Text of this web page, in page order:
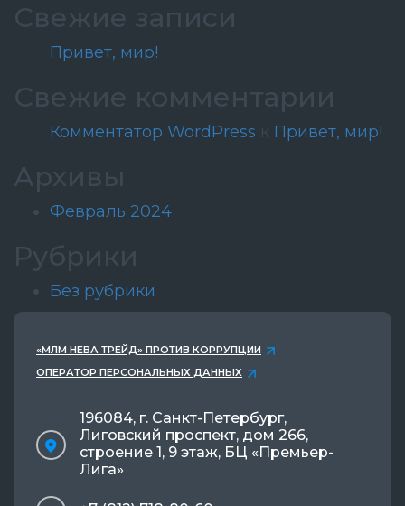
Свежие записи
Привет, мир!
Свежие комментарии
Комментатор WordPress к Привет, мир!
Архивы
Февраль 2024
Рубрики
Без рубрики
«МЛМ НЕВА ТРЕЙД» ПРОТИВ КОРРУПЦИИ
ОПЕРАТОР ПЕРСОНАЛЬНЫХ ДАННЫХ
196084, г. Санкт-Петербург,
Лиговский проспект, дом 266,
строение 1, 9 этаж, БЦ «Премьер-
Лига»